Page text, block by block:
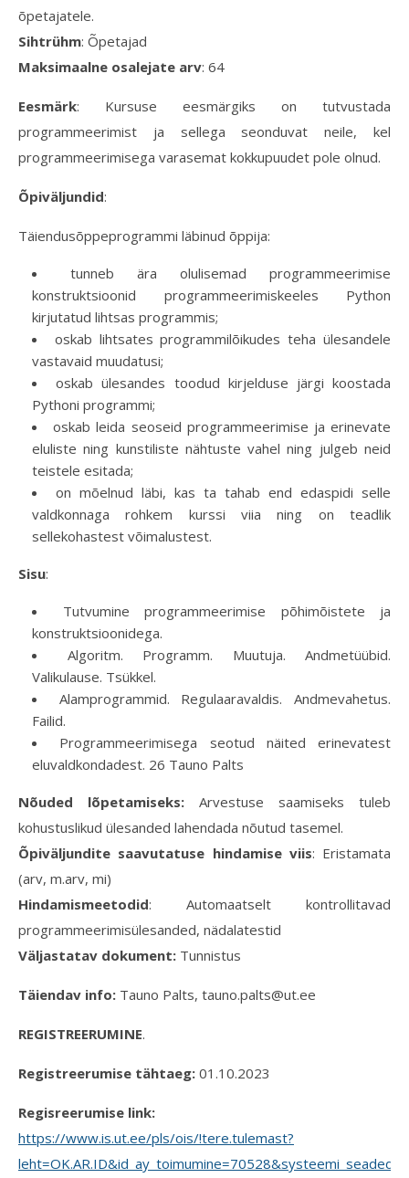
õpetajatele.
Sihtrühm: Õpetajad
Maksimaalne osalejate arv: 64
Eesmärk: Kursuse eesmärgiks on tutvustada
programmeerimist ja sellega seonduvat neile, kel
programmeerimisega varasemat kokkupuudet pole olnud.
Õpiväljundid:
Täiendusõppeprogrammi läbinud õppija:
tunneb ära olulisemad programmeerimise
konstruktsioonid programmeerimiskeeles Python
kirjutatud lihtsas programmis;
oskab lihtsates programmilõikudes teha ülesandele
vastavaid muudatusi;
oskab ülesandes toodud kirjelduse järgi koostada
Pythoni programmi;
oskab leida seoseid programmeerimise ja erinevate
eluliste ning kunstiliste nähtuste vahel ning julgeb neid
teistele esitada;
on mõelnud läbi, kas ta tahab end edaspidi selle
valdkonnaga rohkem kurssi viia ning on teadlik
sellekohastest võimalustest.
Sisu:
Tutvumine programmeerimise põhimõistete ja
konstruktsioonidega.
Algoritm. Programm. Muutuja. Andmetüübid.
Valikulause. Tsükkel.
Alamprogrammid. Regulaaravaldis. Andmevahetus.
Failid.
Programmeerimisega seotud näited erinevatest
eluvaldkondadest. 26 Tauno Palts
Nõuded lõpetamiseks: Arvestuse saamiseks tuleb
kohustuslikud ülesanded lahendada nõutud tasemel.
Õpiväljundite saavutatuse hindamise viis: Eristamata
(arv, m.arv, mi)
Hindamismeetodid: Automaatselt kontrollitavad
programmeerimisülesanded, nädalatestid
Väljastatav dokument: Tunnistus
Täiendav info: Tauno Palts, tauno.palts@ut.ee
REGISTREERUMINE.
Registreerumise tähtaeg: 01.10.2023
Regisreerumise link:
https://www.is.ut.ee/pls/ois/!tere.tulemast?